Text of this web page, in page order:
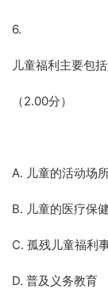
6.
儿童福利主要包
（2.00分）
A. 儿童的活动场
B. 儿童的医疗保
C. 孤残儿童福利
D. 普及义务教育